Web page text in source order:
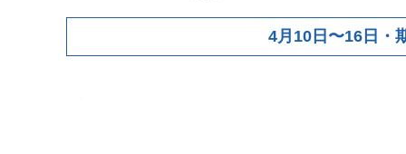
4月10日〜16日・